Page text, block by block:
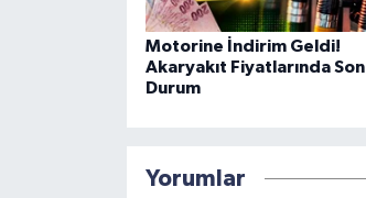
Motorine İndirim Geldi!
Akaryakıt Fiyatlarında Son
Durum
Yorumlar